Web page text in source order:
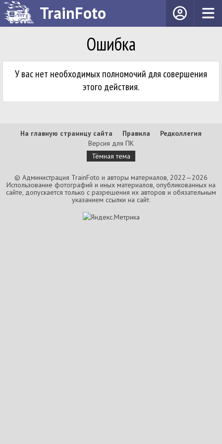
TrainFoto
Ошибка
У вас нет необходимых полномочий для совершения
этого действия.
На главную страницу сайта Правила
Редколлегия
Версия для ПК
Тёмная тема
© Администрация TrainFoto и авторы материалов, 2022—2026
Использование фотографий и иных материалов, опубликованных на
сайте, допускается только с разрешения их авторов и обязательным
указанием ссылки на сайт.